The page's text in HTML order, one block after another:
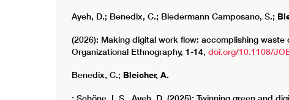
Ayeh, D.; Benedix, C.; Biedermann Camposano, S.;
(2026): Making digital work flow: accomplishing
Organizational Ethnography, 1-14, doi.org/10.1108/
Benedix, C.; Bleicher, A.